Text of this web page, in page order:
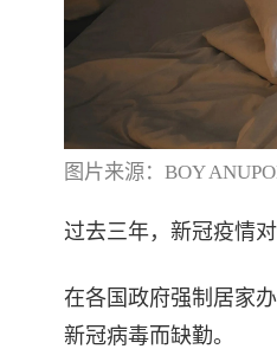
图片来源：BOY
过去三年，新冠疫情
在各国政府强制居家
新冠病毒而缺勤。